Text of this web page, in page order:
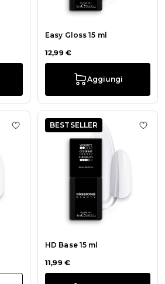
Easy Gloss 15 ml
12,99 €
Aggiungi
Aggiungi alla wishlist Gloss Top 10
BESTSELLER
HD Base 15 ml
11,99 €